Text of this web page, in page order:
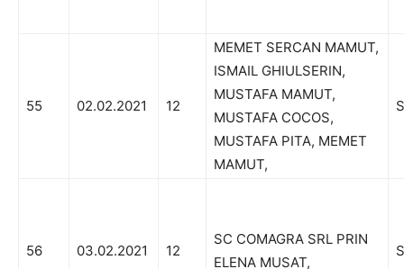
55 02.02.2021 12
MEMET SERCAN MAMUT,
ISMAIL GHIULSERIN,
MUSTAFA MAMUT,
MUSTAFA COCOS,
MUSTAFA PITA, MEMET
MAMUT,
56 03.02.2021 12
SC COMAGRA SRL PRIN
ELENA MUSAT,